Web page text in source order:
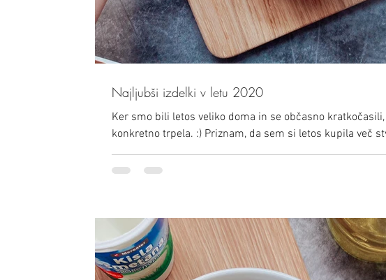
Najljubši izdelki v letu 2020
Ker smo bili letos veliko doma in se občasno
konkretno trpela. :) Priznam, da sem si letos kupila več